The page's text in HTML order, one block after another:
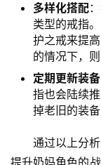
多样化搭配
类型的戒指
护之戒来提
的情况下，
定期更新装备
指也会陆续
掉老旧的装
通过以上分